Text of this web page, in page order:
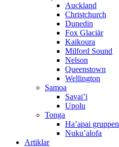
Auckland
Christchurch
Dunedin
Fox Glaciär
Kaikoura
Milford Sound
Nelson
Queenstown
Wellington
Samoa
Savai’i
Upolu
Tonga
Ha’apai gruppen
Nuku’alofa
Artiklar